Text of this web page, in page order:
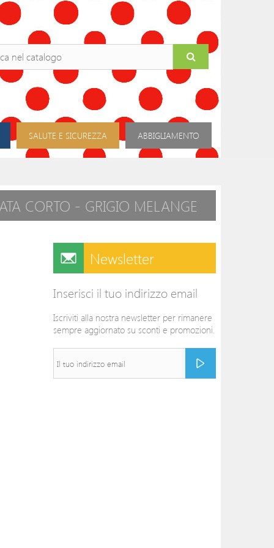
SALUTE E SICUREZZA ABBIGLIAMENTO
CORTO - GRIGIO MELANGE
Newsletter
Inserisci il tuo indirizzo email
Iscriviti alla nostra newsletter per rimanere
sempre aggiornato su sconti e promozioni.